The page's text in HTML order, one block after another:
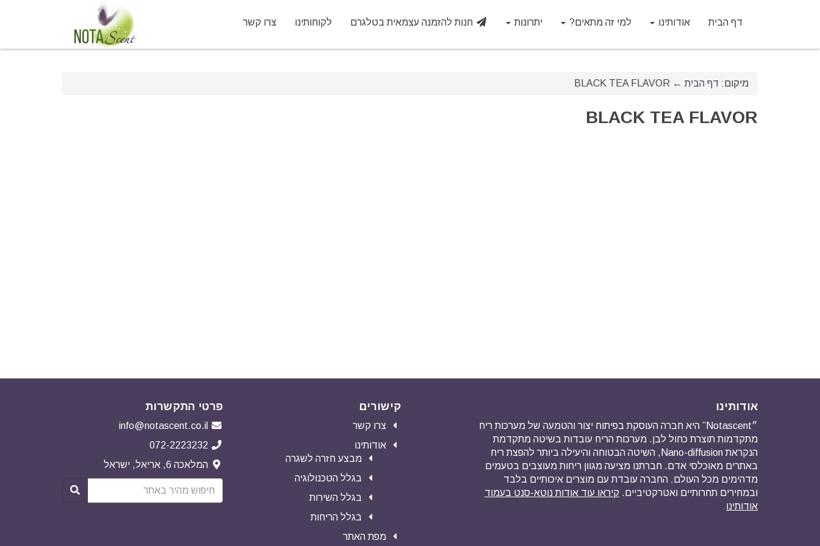
דף הבית אודותינו למי זה מתאים? יתרונות חנות להזמנה עצמאית בטלגרם לקוחותינו צרו קשר
מיקום: דף הבית ←
BLACK TEA FLAVOR
BLACK TEA FLAVOR
אודותינו
״Notascent” היא חברה העוסקת בפיתוח יצור והטמעה של מערכות ריח
מתקדמות תוצרת כחול לבן. מערכות הריח עובדות בשיטה מתקדמת
הנקראת Nano-diffusion, השיטה הבטוחה והיעילה ביותר להפצת ריח
באתרים מאוכלסי אדם. חברתנו מציעה מגוון ריחות מעוצבים בטעמים
מדהימים מכל העולם. החברה עובדת עם מוצרים איכותיים בלבד
ובמחירים תחרותיים ואטרקטיביים. קיראו עוד אודות נוטא-סנט בעמוד
אודותינו
קישורים
צרו קשר
אודותינו
מבצע חזרה לשגרה
בגלל הטכנולוגיה
בגלל השירות
בגלל הריחות
מפת האתר
פרטי התקשרות
info@notascent.co.il
072-2223232
המלאכה 6, אריאל, ישראל